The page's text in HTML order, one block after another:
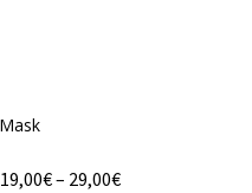
19,00€– 29,00€